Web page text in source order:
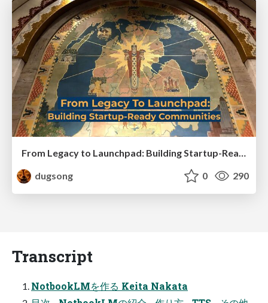
dugsong
0 290
Transcript
NotbookLMを作る Keita Nakata